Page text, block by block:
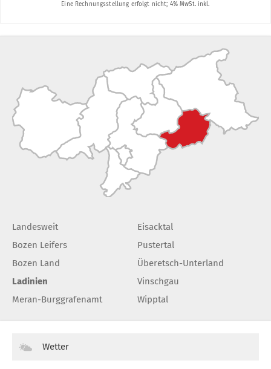
Landesweit
Bozen Leifers
Bozen Land
Ladinien
Meran-Burggrafenamt
Eisacktal
Pustertal
Überetsch-Unterland
Vinschgau
Wipptal
Wetter